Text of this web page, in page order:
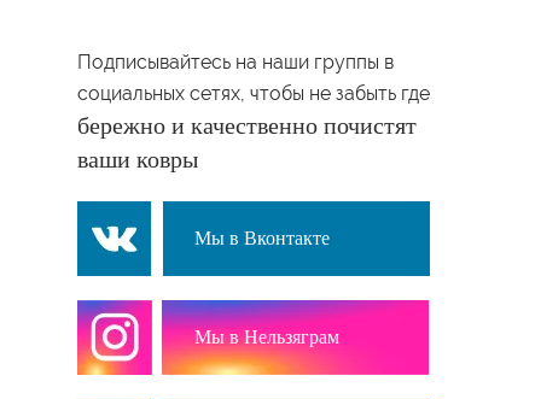
Подписывайтесь на наши группы в
социальных сетях, чтобы не забыть где
бережно и качественно почистят
ваши ковры
Мы в Вконтакте
Мы в Нельзяграм